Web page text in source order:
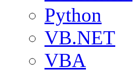
Python
VB.NET
VBA